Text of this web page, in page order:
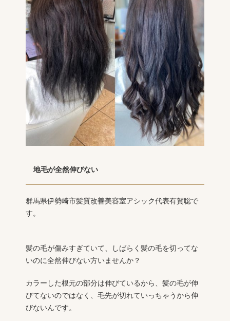
地毛が全然伸びない
群馬県伊勢崎市髪質改善美容室アシック代表有賀聡で
す。
髪の毛が傷みすぎていて、しばらく髪の毛を切ってな
いのに全然伸びない方いませんか？
カラーした根元の部分は伸びているから、髪の毛が伸
びてないのではなく、毛先が切れていっちゃうから伸
びないんです。